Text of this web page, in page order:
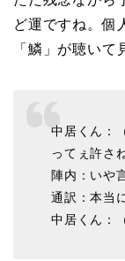
ど運ですね。個
「鱗」が聴いて
中居くん：
ってぇ許さ
陣内：いや
通訳：本当
中居くん：